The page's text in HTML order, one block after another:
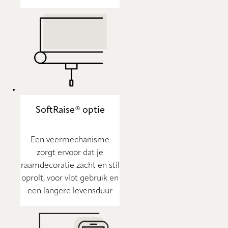
SoftRaise® optie
Een veermechanisme
zorgt ervoor dat je
raamdecoratie zacht en stil
oprolt, voor vlot gebruik en
een langere levensduur